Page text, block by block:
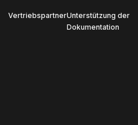
VertriebspartnerUnterstützung der
Dokumentation